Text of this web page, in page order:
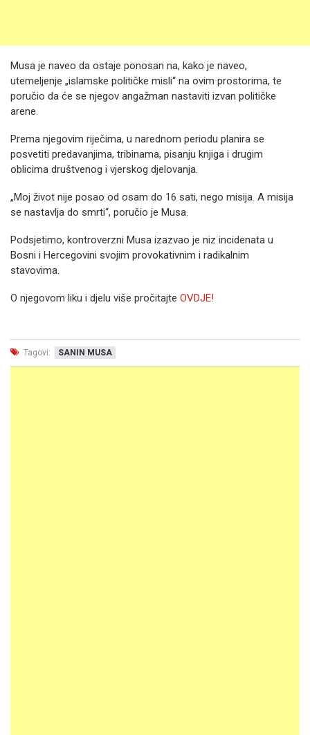
Musa je naveo da ostaje ponosan na, kako je naveo,
utemeljenje „islamske političke misli“ na ovim prostorima, te
poručio da će se njegov angažman nastaviti izvan političke
arene.
Prema njegovim riječima, u narednom periodu planira se
posvetiti predavanjima, tribinama, pisanju knjiga i drugim
oblicima društvenog i vjerskog djelovanja.
„Moj život nije posao od osam do 16 sati, nego misija. A misija
se nastavlja do smrti“, poručio je Musa.
Podsjetimo, kontroverzni Musa izazvao je niz incidenata u
Bosni i Hercegovini svojim provokativnim i radikalnim
stavovima.
O njegovom liku i djelu više pročitajte OVDJE!
Tagovi: SANIN MUSA